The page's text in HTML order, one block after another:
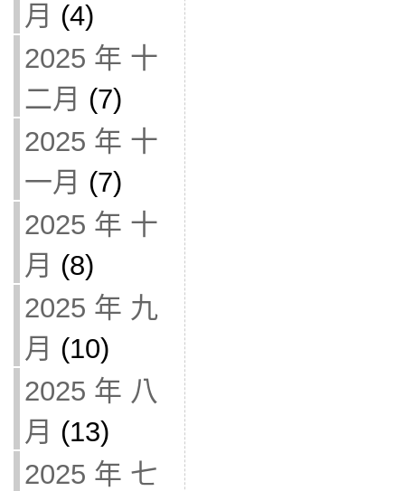
月 (4)
2025 年 十
二月 (7)
2025 年 十
一月 (7)
2025 年 十
月 (8)
2025 年 九
月 (10)
2025 年 八
月 (13)
2025 年 七